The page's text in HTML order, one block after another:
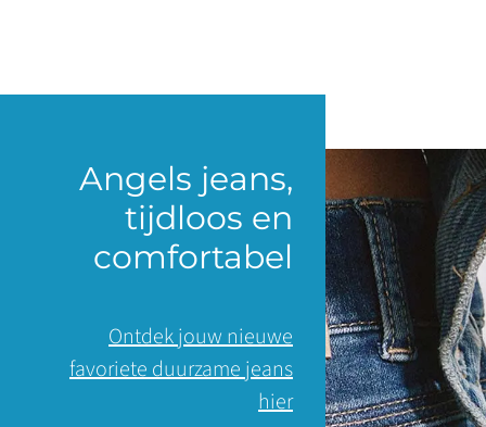
Angels jeans,
tijdloos en
comfortabel
Ontdek jouw nieuwe
favoriete duurzame jeans
hier